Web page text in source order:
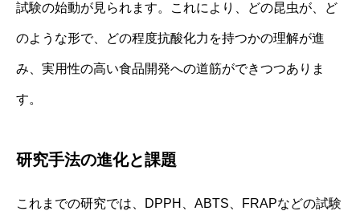
試験の始動が見られます。これにより、どの昆虫が、ど
のような形で、どの程度抗酸化力を持つかの理解が進
み、実用性の高い食品開発への道筋ができつつありま
す。
研究手法の進化と課題
これまでの研究では、DPPH、ABTS、FRAPなどの試験